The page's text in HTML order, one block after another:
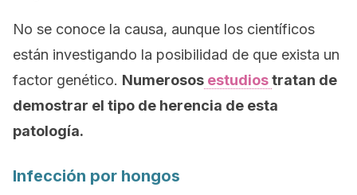
No se conoce la causa, aunque los científicos
están investigando la posibilidad de que exista un
factor genético. Numerosos estudiostratan de
demostrar el tipo de herencia de esta
patología.
Infección por hongos